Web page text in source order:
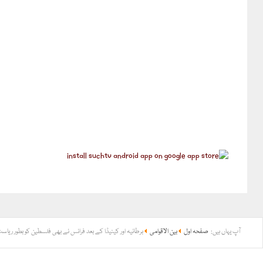
آپ یہاں ہیں: صفحہ اول بین الاقوامی برطانیہ اور کینیڈا کے بعد فرانس نے بھی فلسطین کو بطور